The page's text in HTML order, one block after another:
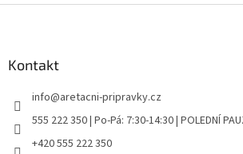
Kontakt
info@aretacni-pripravky.cz
555 222 350 | Po-Pá: 7:30-14:30 | POLEDNÍ
+420 555 222 350